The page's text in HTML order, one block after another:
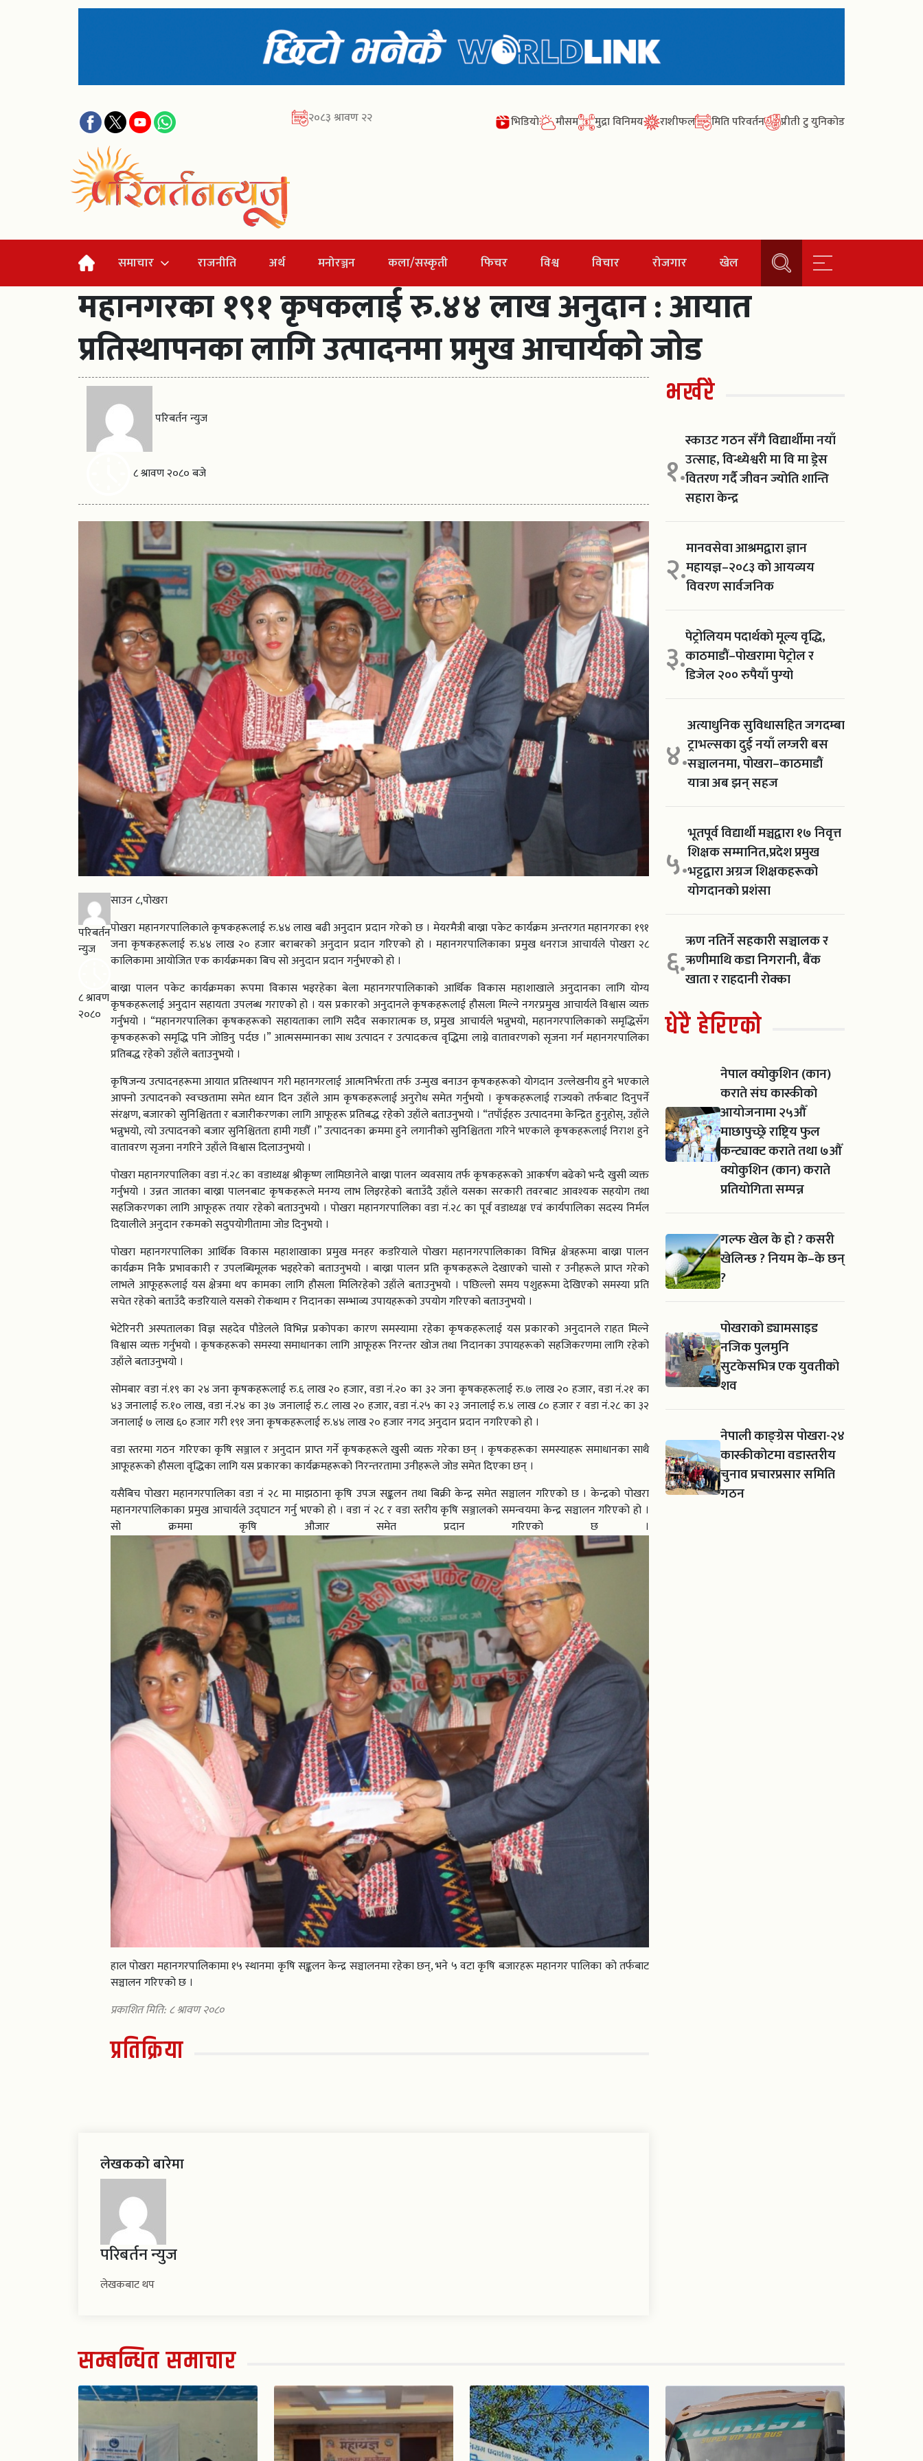
२०८३ श्रावण २२ भिडियो मौसम मुद्रा विनिमय राशीफल मिति परिवर्तन प्रीती टु युनिकोड
समाचार राजनीति अर्थ मनोरञ्जन कला/सस्कृती फिचर विश्व विचार रोजगार खेल
महानगरका १९१ कृषकलाई रु.४४ लाख अनुदान : आयात
प्रतिस्थापनका लागि उत्पादनमा प्रमुख आचार्यको जोड
परिबर्तन न्युज
८ श्रावण २०८० बजे
परिबर्तन
न्युज
८ श्रावण
२०८०
साउन ८,पोखरा
पोखरा महानगरपालिकाले कृषकहरूलाई रु.४४ लाख बढी अनुदान प्रदान गरेको छ । मेयरमैत्री बाख्रा पकेट कार्यक्रम अन्तरगत महानगरका १९१
जना कृषकहरूलाई रु.४४ लाख २० हजार बराबरको अनुदान प्रदान गरिएको हो । महानगरपालिकाका प्रमुख धनराज आचार्यले पोखरा २८
कालिकामा आयोजित एक कार्यक्रमका बिच सो अनुदान प्रदान गर्नुभएको हो ।
बाख्रा पालन पकेट कार्यक्रमका रूपमा विकास भइरहेका बेला महानगरपालिकाको आर्थिक विकास महाशाखाले अनुदानका लागि योग्य
कृषकहरूलाई अनुदान सहायता उपलब्ध गराएको हो । यस प्रकारको अनुदानले कृषकहरूलाई हौसला मिल्ने नगरप्रमुख आचार्यले विश्वास व्यक्त
गर्नुभयो । “महानगरपालिका कृषकहरूको सहायताका लागि सदैव सकारात्मक छ, प्रमुख आचार्यले भन्नुभयो, महानगरपालिकाको समृद्धिसँग
कृषकहरूको समृद्धि पनि जोडिनु पर्दछ ।” आत्मसम्मानका साथ उत्पादन र उत्पादकत्व वृद्धिमा लाग्ने वातावरणको सृजना गर्न महानगरपालिका
प्रतिबद्ध रहेको उहाँले बताउनुभयो ।
कृषिजन्य उत्पादनहरूमा आयात प्रतिस्थापन गरी महानगरलाई आत्मनिर्भरता तर्फ उन्मुख बनाउन कृषकहरूको योगदान उल्लेखनीय हुने भएकाले
आफ्नो उत्पादनको स्वच्छतामा समेत ध्यान दिन उहाँले आम कृषकहरूलाई अनुरोध समेत गर्नुभयो । कृषकहरूलाई राज्यको तर्फबाट दिनुपर्ने
संरक्षण, बजारको सुनिश्चितता र बजारीकरणका लागि आफूहरू प्रतिबद्ध रहेको उहाँले बताउनुभयो । “तपाँईहरु उत्पादनमा केन्द्रित हुनुहोस्, उहाँले
भन्नुभयो, त्यो उत्पादनको बजार सुनिश्चितता हामी गछौँ ।” उत्पादनका क्रममा हुने लगानीको सुनिश्चितता गरिने भएकाले कृषकहरूलाई निराश हुने
वातावरण सृजना नगरिने उहाँले विश्वास दिलाउनुभयो ।
पोखरा महानगरपालिका वडा नं.२८ का वडाध्यक्ष श्रीकृष्ण लामिछानेले बाख्रा पालन व्यवसाय तर्फ कृषकहरूको आकर्षण बढेको भन्दै खुसी व्यक्त
गर्नुभयो । उन्नत जातका बाख्रा पालनबाट कृषकहरूले मनग्य लाभ लिइरहेको बताउँदै उहाँले यसका सरकारी तवरबाट आवश्यक सहयोग तथा
सहजिकरणका लागि आफूहरू तयार रहेको बताउनुभयो । पोखरा महानगरपालिका वडा नं.२८ का पूर्व वडाध्यक्ष एवं कार्यपालिका सदस्य निर्मल
दियालीले अनुदान रकमको सदुपयोगीतामा जोड दिनुभयो ।
पोखरा महानगरपालिका आर्थिक विकास महाशाखाका प्रमुख मनहर कडरियाले पोखरा महानगरपालिकाका विभिन्न क्षेत्रहरूमा बाख्रा पालन
कार्यक्रम निकै प्रभावकारी र उपलब्धिमूलक भइहरेको बताउनुभयो । बाख्रा पालन प्रति कृषकहरूले देखाएको चासो र उनीहरूले प्राप्त गरेको
लाभले आफूहरूलाई यस क्षेत्रमा थप कामका लागि हौसला मिलिरहेको उहाँले बताउनुभयो । पछिल्लो समय पशुहरूमा देखिएको समस्या प्रति
सचेत रहेको बताउँदै कडरियाले यसको रोकथाम र निदानका सम्भाव्य उपायहरूको उपयोग गरिएको बताउनुभयो ।
भेटेरिनरी अस्पतालका विज्ञ सहदेव पौडेलले विभिन्न प्रकोपका कारण समस्यामा रहेका कृषकहरूलाई यस प्रकारको अनुदानले राहत मिल्ने
विश्वास व्यक्त गर्नुभयो । कृषकहरूको समस्या समाधानका लागि आफूहरू निरन्तर खोज तथा निदानका उपायहरूको सहजिकरणमा लागि रहेको
उहाँले बताउनुभयो ।
सोमबार वडा नं.१९ का २४ जना कृषकहरूलाई रु.६ लाख २० हजार, वडा नं.२० का ३२ जना कृषकहरूलाई रु.७ लाख २० हजार, वडा नं.२१ का
४३ जनालाई रु.१० लाख, वडा नं.२४ का ३७ जनालाई रु.८ लाख २० हजार, वडा नं.२५ का २३ जनालाई रु.४ लाख ८० हजार र वडा नं.२८ का ३२
जनालाई ७ लाख ६० हजार गरी १९१ जना कृषकहरूलाई रु.४४ लाख २० हजार नगद अनुदान प्रदान नगरिएको हो ।
वडा स्तरमा गठन गरिएका कृषि सञ्जाल र अनुदान प्राप्त गर्ने कृषकहरूले खुसी व्यक्त गरेका छन् । कृषकहरूका समस्याहरू समाधानका साथै
आफूहरूको हौसला वृद्धिका लागि यस प्रकारका कार्यक्रमहरूको निरन्तरतामा उनीहरूले जोड समेत दिएका छन् ।
यसैबिच पोखरा महानगरपालिका वडा नं २८ मा माझठाना कृषि उपज सङ्कलन तथा बिक्री केन्द्र समेत सञ्चालन गरिएको छ । केन्द्रको पोखरा
महानगरपालिकाका प्रमुख आचार्यले उद्घाटन गर्नु भएको हो । वडा नं २८ र वडा स्तरीय कृषि सञ्जालको समन्वयमा केन्द्र सञ्चालन गरिएको हो ।
सो क्रममा कृषि औजार समेत प्रदान गरिएको छ ।
हाल पोखरा महानगरपालिकामा १५ स्थानमा कृषि सङ्कलन केन्द्र सञ्चालनमा रहेका छन्, भने ५ वटा कृषि बजारहरू महानगर पालिका को तर्फबाट
सञ्चालन गरिएको छ ।
प्रकाशित मिति: ८ श्रावण २०८०
प्रतिक्रिया
लेखकको बारेमा
परिबर्तन न्युज
लेखकबाट थप
भर्खरै
१.
स्काउट गठन सँगै विद्यार्थीमा नयाँ
उत्साह, विन्ध्येश्वरी मा वि मा ड्रेस
वितरण गर्दै जीवन ज्योति शान्ति
सहारा केन्द्र
२.मानवसेवा आश्रमद्वारा ज्ञान
महायज्ञ–२०८३ को आयव्यय
विवरण सार्वजनिक
३.पेट्रोलियम पदार्थको मूल्य वृद्धि,
काठमाडौं–पोखरामा पेट्रोल र
डिजेल २०० रुपैयाँ पुग्यो
४.
अत्याधुनिक सुविधासहित जगदम्बा
ट्राभल्सका दुई नयाँ लग्जरी बस
सञ्चालनमा, पोखरा–काठमाडौं
यात्रा अब झन् सहज
५.
भूतपूर्व विद्यार्थी मञ्चद्वारा १७ निवृत्त
शिक्षक सम्मानित,प्रदेश प्रमुख
भट्टद्वारा अग्रज शिक्षकहरूको
योगदानको प्रशंसा
६.ऋण नतिर्ने सहकारी सञ्चालक र
ऋणीमाथि कडा निगरानी, बैंक
खाता र राहदानी रोक्का
धेरै हेरिएको
नेपाल क्योकुशिन (कान)
कराते संघ कास्कीको
आयोजनामा २५औँ
माछापुच्छ्रे राष्ट्रिय फुल
कन्ट्याक्ट कराते तथा ७औँ
क्योकुशिन (कान) कराते
प्रतियोगिता सम्पन्न
गल्फ खेल के हो ? कसरी
खेलिन्छ ? नियम के–के छन्
?
पोखराको ड्यामसाइड
नजिक पुलमुनि
सुटकेसभित्र एक युवतीको
शव
नेपाली काङ्ग्रेस पोखरा-२४
कास्कीकोटमा वडास्तरीय
चुनाव प्रचारप्रसार समिति
गठन
सम्बन्धित समाचार